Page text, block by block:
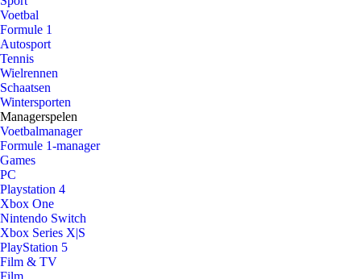
Voetbal
Formule 1
Autosport
Tennis
Wielrennen
Schaatsen
Wintersporten
Managerspelen
Voetbalmanager
Formule 1-manager
Games
PC
Playstation 4
Xbox One
Nintendo Switch
Xbox Series X|S
PlayStation 5
Film & TV
Film